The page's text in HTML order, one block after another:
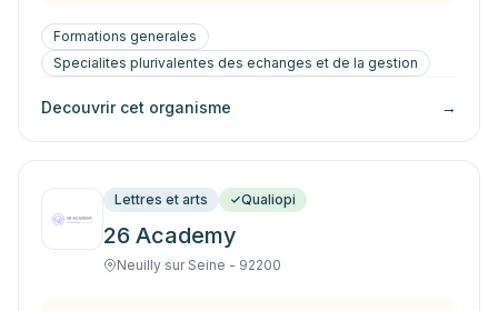
Formations generales
Specialites plurivalentes des echanges et de la gestion
Decouvrir cet organisme →
Lettres et arts Qualiopi
26 Academy
Neuilly sur Seine - 92200